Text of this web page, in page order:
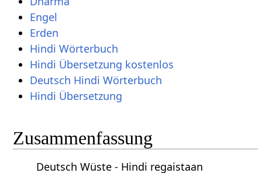
Engel
Erden
Hindi Wörterbuch
Hindi Übersetzung kostenlos
Deutsch Hindi Wörterbuch
Hindi Übersetzung
Zusammenfassung
Deutsch Wüste - Hindi regaistaan